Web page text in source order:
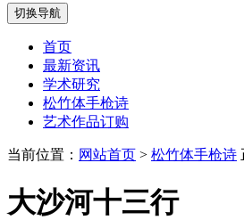
切换导航
首页
最新资讯
学术研究
松竹体手枪诗
艺术作品订购
当前位置： 网站首页 > 松竹体手枪诗
大沙河十三行